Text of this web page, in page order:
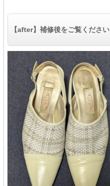
【after】補修後をご覧ください